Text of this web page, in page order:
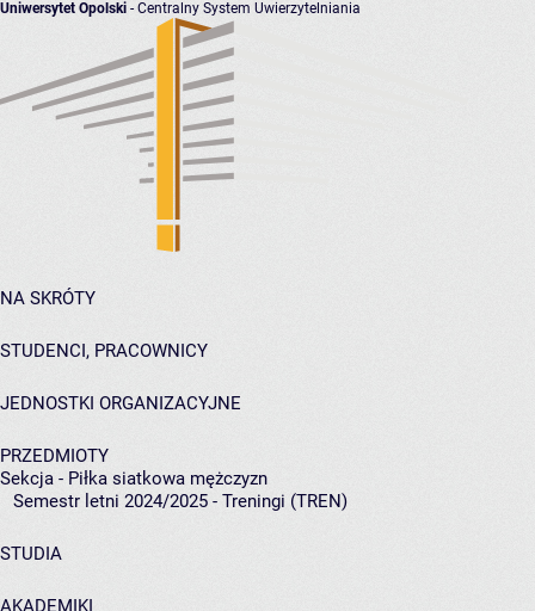
Uniwersytet Opolski - Centralny System Uwierzytelniania
NA SKRÓTY
STUDENCI, PRACOWNICY
JEDNOSTKI ORGANIZACYJNE
PRZEDMIOTY
Sekcja - Piłka siatkowa mężczyzn
Semestr letni 2024/2025 - Treningi (TREN)
STUDIA
AKADEMIKI